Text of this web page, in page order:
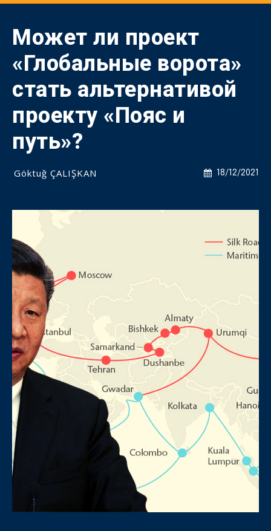
Может ли проект
«Глобальные ворота»
стать альтернативой
проекту «Пояс и
путь»?
18/12/2021
Göktuğ ÇALIŞKAN